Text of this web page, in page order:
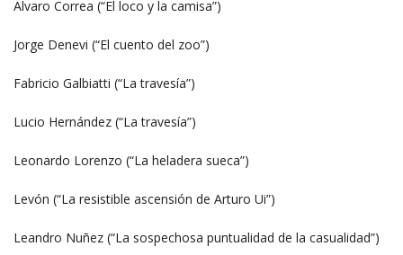
Alvaro Correa (“El loco y la camisa”)
Jorge Denevi (“El cuento del zoo”)
Fabricio Galbiatti (“La travesía”)
Lucio Hernández (“La travesía”)
Leonardo Lorenzo (“La heladera sueca”)
Levón (“La resistible ascensión de Arturo Ui”)
Leandro Nuñez (“La sospechosa puntualidad de la casualidad”)